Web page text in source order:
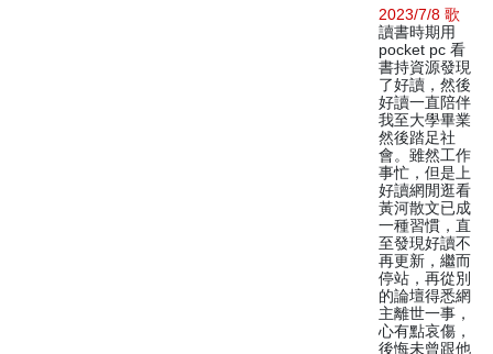
2023/7/8 歌
讀書時期用
pocket pc 看
書持資源發現
了好讀，然後
好讀一直陪伴
我至大學畢業
然後踏足社
會。雖然工作
事忙，但是上
好讀網閒逛看
黃河散文已成
一種習慣，直
至發現好讀不
再更新，繼而
停站，再從別
的論壇得悉網
主離世一事，
心有點哀傷，
後悔未曾跟他